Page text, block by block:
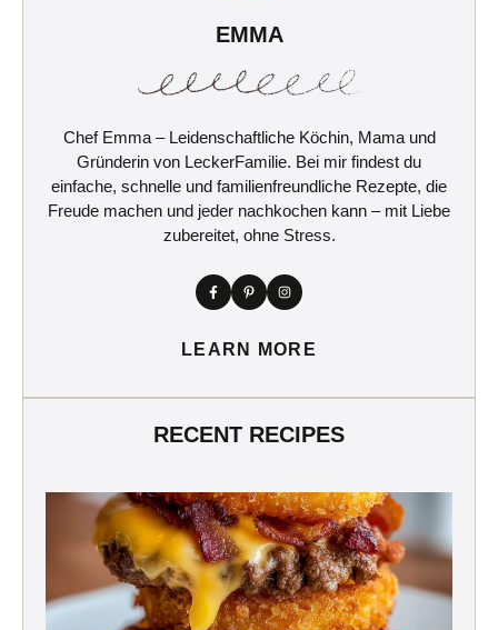
EMMA
Chef Emma – Leidenschaftliche Köchin, Mama und
Gründerin von LeckerFamilie. Bei mir findest du
einfache, schnelle und familienfreundliche Rezepte, die
Freude machen und jeder nachkochen kann – mit Liebe
zubereitet, ohne Stress.
LEARN MORE
RECENT RECIPES